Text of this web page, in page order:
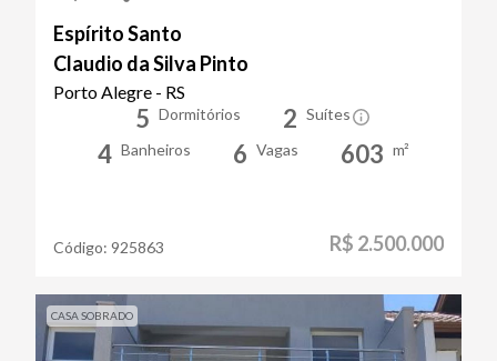
Espírito Santo
Claudio da Silva Pinto
Porto Alegre - RS
5 Dormitórios 2 Suítes
4 Banheiros 6 Vagas 603 m²
Código: 925863 R$ 2.500.000
CASA SOBRADO